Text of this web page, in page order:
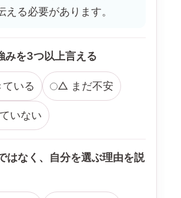
える必要があります。
みを3つ以上言える
いる △ まだ不安
いない
はなく、自分を選ぶ理由を説